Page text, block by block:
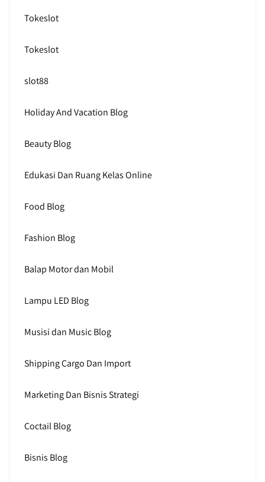
Tokeslot
Tokeslot
slot88
Holiday And Vacation Blog
Beauty Blog
Edukasi Dan Ruang Kelas Online
Food Blog
Fashion Blog
Balap Motor dan Mobil
Lampu LED Blog
Musisi dan Music Blog
Shipping Cargo Dan Import
Marketing Dan Bisnis Strategi
Coctail Blog
Bisnis Blog